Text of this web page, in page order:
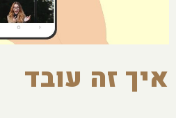
איך זה עובד